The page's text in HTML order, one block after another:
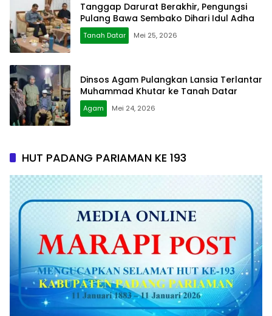
Tanggap Darurat Berakhir, Pengungsi
Pulang Bawa Sembako Dihari Idul Adha
Tanah Datar Mei 25, 2026
Dinsos Agam Pulangkan Lansia Terlantar
Muhammad Khutar ke Tanah Datar
Agam Mei 24, 2026
HUT PADANG PARIAMAN KE 193